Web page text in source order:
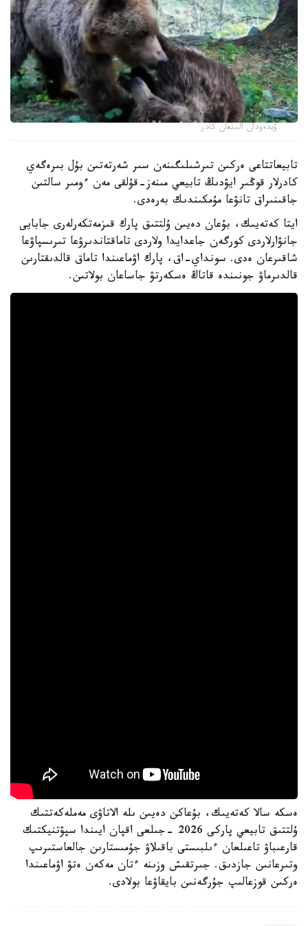
ۆيدەودان الىنعان كادر
تابيعاتتاعى ەركىن تىرشىلىگىنەن سىر شەرتەتىن بۇل بىرەگەي
كادرلار قوڭىر ايۋدىڭ تابيعي مىنەز-قۇلقى مەن ءومىر سالتىن
جاقىنىراق تانۋعا مۇمكىندىك بەرەدى.
ايتا كەتەيىك، بۇعان دەيىن ۇلتتىق پارك قىزمەتكەرلەرى جابايى
جانۋارلاردى كورگەن جاعدايدا ولاردى تاماقتاندىرۋعا تىرىسپاۋعا
شاقىرعان ەدى. سونداي-اق، پارك اۋماعىندا تاماق قالدىقتارىن
قالدىرماۋ جونىندە قاتاڭ ەسكەرتۋ جاساعان بولاتىن.
ەسكە سالا كەتەيىك، بۇعاكن دەيىن ىلە الاتاۋى مەملەكەتتىك
ۇلتتىق تابيعي پاركى 2026 -جىلعى اقپان ايىندا سپۋتنيكتىك
قارعىباۋ تاعىلعان ءىلبىستى باقىلاۋ جۇمىستارىن جالعاستىرىپ
وتىرعانىن جازدىق. جىرتقىش وزىنە ءتان مەكەن ەتۋ اۋماعىندا
ەركىن قوزعالىپ جۇرگەنىن بايقاۋعا بولادى.